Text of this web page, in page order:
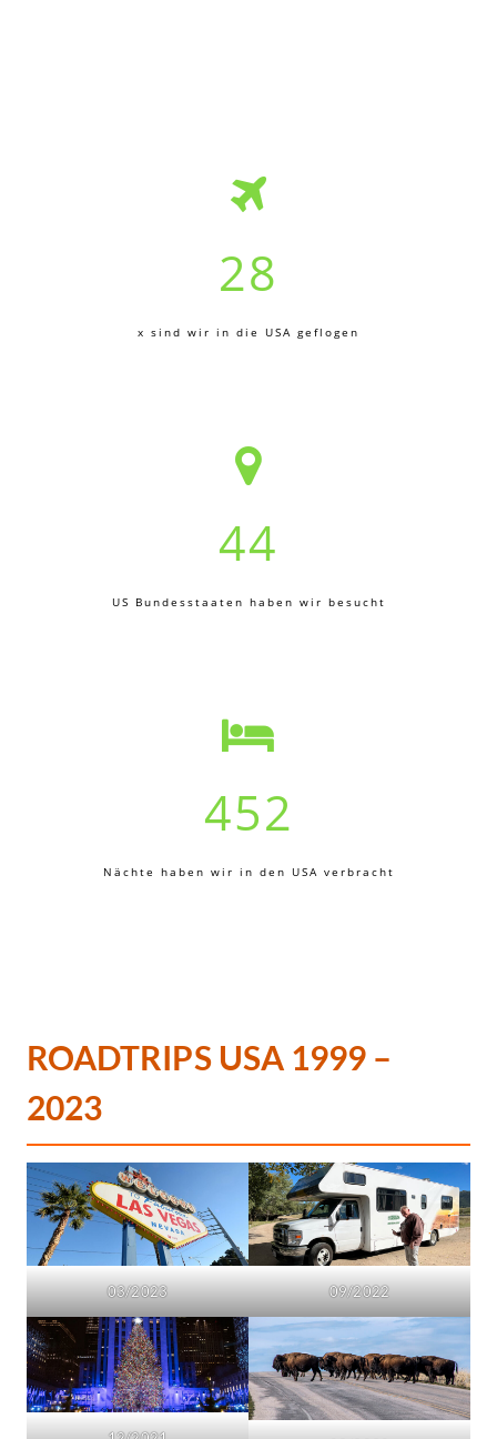
28
x sind wir in die USA geflogen
44
US Bundesstaaten haben wir besucht
452
Nächte haben wir in den USA verbracht
ROADTRIPS USA 1999 –
2023
03/2023 09/2022